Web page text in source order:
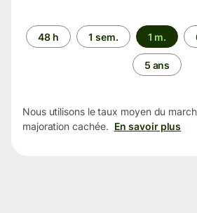
Période
48 h 1 sem. 1 m.
5 ans
Nous utilisons le taux moyen du
majoration cachée. En savoir plus